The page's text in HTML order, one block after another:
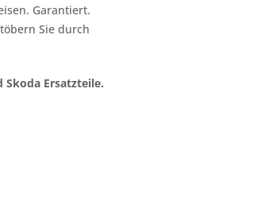
Garantiert.
Sie durch
Ersatzteile.